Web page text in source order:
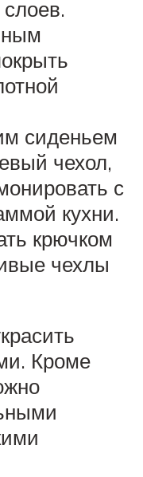
сиденьем
чехол,
с
кухни.
крючком
чехлы
Кроме